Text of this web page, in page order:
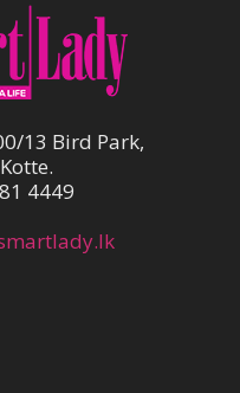
13 Bird Park,
4449